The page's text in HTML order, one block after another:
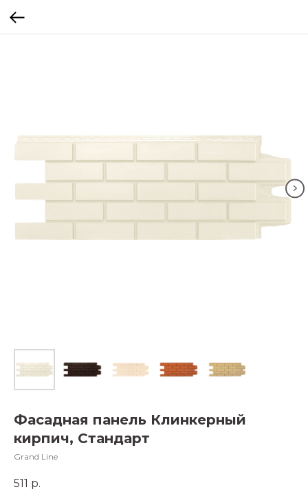
Фасадная панель Клинкерный
кирпич, Стандарт
Grand Line
511 р.